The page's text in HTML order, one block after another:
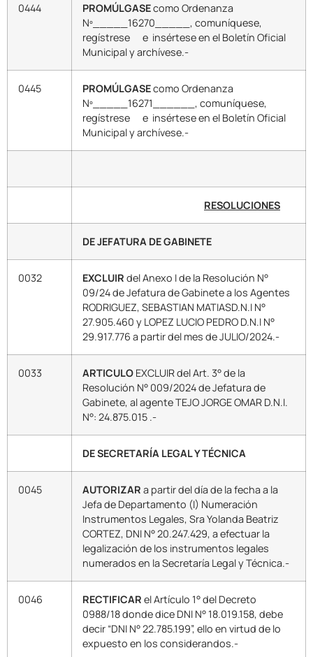
0444 PROMÚLGASEcomo Ordenanza
Nº_____16270_____, comuníquese,
regístrese e insértese en el Boletín Oficial
Municipal y archívese.-
0445 PROMÚLGASEcomo Ordenanza
Nº_____16271______, comuníquese,
regístrese e insértese en el Boletín Oficial
Municipal y archívese.-
RESOLUCIONES
DE JEFATURA DE GABINETE
0032 EXCLUIR del Anexo I de la Resolución N°
09/24 de Jefatura de Gabinete a los Agentes
RODRIGUEZ, SEBASTIAN MATIASD.N.I N°
27.905.460 y LOPEZ LUCIO PEDRO D.N.I N°
29.917.776 a partir del mes de JULIO/2024.-
0033 ARTICULO EXCLUIR del Art. 3° de la
Resolución N° 009/2024 de Jefatura de
Gabinete, al agente TEJO JORGE OMAR D.N.I.
N°: 24.875.015 .-
DE SECRETARÍA LEGAL Y TÉCNICA
0045 AUTORIZAR a partir del día de la fecha a la
Jefa de Departamento (I) Numeración
Instrumentos Legales, Sra Yolanda Beatriz
CORTEZ, DNI N° 20.247.429, a efectuar la
legalización de los instrumentos legales
numerados en la Secretaría Legal y Técnica.-
0046 RECTIFICAR el Artículo 1° del Decreto
0988/18 donde dice DNI N° 18.019.158, debe
decir “DNI N° 22.785.199”, ello en virtud de lo
expuesto en los considerandos.-